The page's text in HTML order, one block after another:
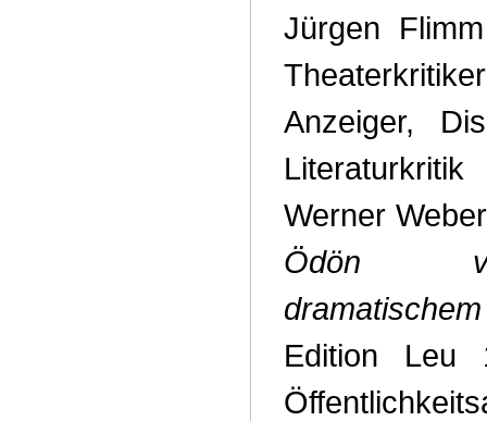
Jürgen
Anzeiger,
Werner
Ödön
Edition Leu